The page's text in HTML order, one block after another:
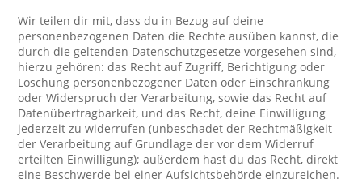
Wir teilen dir mit, dass du in Bezug auf deine
personenbezogenen Daten die Rechte ausüben kannst, die
durch die geltenden Datenschutzgesetze vorgesehen sind,
hierzu gehören: das Recht auf Zugriff, Berichtigung oder
Löschung personenbezogener Daten oder Einschränkung
oder Widerspruch der Verarbeitung, sowie das Recht auf
Datenübertragbarkeit, und das Recht, deine Einwilligung
jederzeit zu widerrufen (unbeschadet der Rechtmäßigkeit
der Verarbeitung auf Grundlage der vor dem Widerruf
erteilten Einwilligung); außerdem hast du das Recht, direkt
eine Beschwerde bei einer Aufsichtsbehörde einzureichen.